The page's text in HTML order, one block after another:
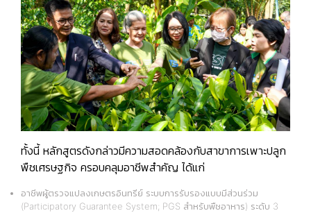
ทั้งนี้ หลักสูตรดังกล่าวมีความสอดคล้องกับสาขาการเพาะปลูก
พืชเศรษฐกิจ ครอบคลุมอาชีพสำคัญ ได้แก่
อาชีพผู้ตรวจแปลงเกษตรอินทรีย์ ระบบการรับรองแบบมีส่วนร่วม
(Participatory Guarantee System; PGS สำหรับพืชอาหาร) ระดับ 3